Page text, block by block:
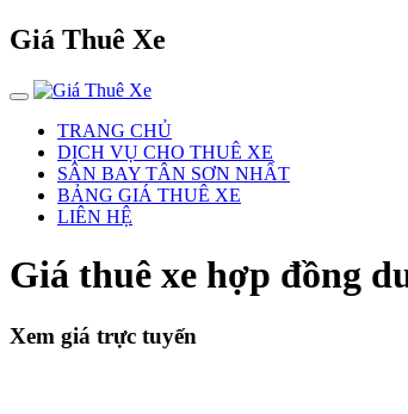
Giá Thuê Xe
TRANG CHỦ
DỊCH VỤ CHO THUÊ XE
SÂN BAY TÂN SƠN NHẤT
BẢNG GIÁ THUÊ XE
LIÊN HỆ
Giá thuê xe hợp đồng
Xem giá trực tuyến